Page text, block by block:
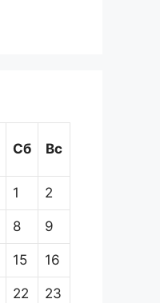
Сб Вс
1 2
8 9
15 16
22 23